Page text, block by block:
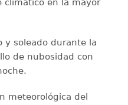
climático en la mayor
y soleado durante la
de nubosidad con
meteorológica del